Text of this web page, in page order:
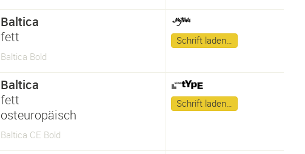
Baltica
fett
Baltica Bold
Schrift laden…
Baltica
fett
osteuropäisch
Baltica CE Bold
Schrift laden…